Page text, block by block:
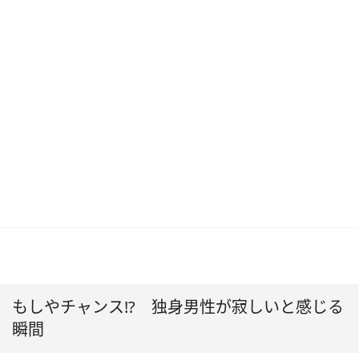
もしやチャンス!? 独身男性が寂しいと感じる
瞬間